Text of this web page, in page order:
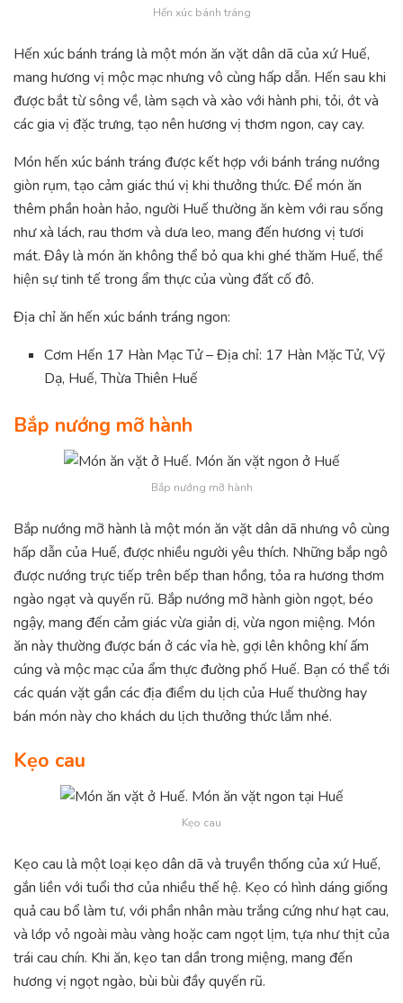
Hến xúc bánh tráng
Hến xúc bánh tráng là một món ăn vặt dân dã của xứ Huế,
mang hương vị mộc mạc nhưng vô cùng hấp dẫn. Hến sau khi
được bắt từ sông về, làm sạch và xào với hành phi, tỏi, ớt và
các gia vị đặc trưng, tạo nên hương vị thơm ngon, cay cay.
Món hến xúc bánh tráng được kết hợp với bánh tráng nướng
giòn rụm, tạo cảm giác thú vị khi thưởng thức. Để món ăn
thêm phần hoàn hảo, người Huế thường ăn kèm với rau sống
như xà lách, rau thơm và dưa leo, mang đến hương vị tươi
mát. Đây là món ăn không thể bỏ qua khi ghé thăm Huế, thể
hiện sự tinh tế trong ẩm thực của vùng đất cố đô.
Địa chỉ ăn hến xúc bánh tráng ngon:
Cơm Hến 17 Hàn Mạc Tử – Địa chỉ: 17 Hàn Mặc Tử, Vỹ
Dạ, Huế, Thừa Thiên Huế
Bắp nướng mỡ hành
Bắp nướng mỡ hành
Bắp nướng mỡ hành là một món ăn vặt dân dã nhưng vô cùng
hấp dẫn của Huế, được nhiều người yêu thích. Những bắp ngô
được nướng trực tiếp trên bếp than hồng, tỏa ra hương thơm
ngào ngạt và quyến rũ. Bắp nướng mỡ hành giòn ngọt, béo
ngậy, mang đến cảm giác vừa giản dị, vừa ngon miệng. Món
ăn này thường được bán ở các vỉa hè, gợi lên không khí ấm
cúng và mộc mạc của ẩm thực đường phố Huế. Bạn có thể tới
các quán vặt gần các địa điểm du lịch của Huế thường hay
bán món này cho khách du lịch thưởng thức lắm nhé.
Kẹo cau
Kẹo cau
Kẹo cau là một loại kẹo dân dã và truyền thống của xứ Huế,
gắn liền với tuổi thơ của nhiều thế hệ. Kẹo có hình dáng giống
quả cau bổ làm tư, với phần nhân màu trắng cứng như hạt cau,
và lớp vỏ ngoài màu vàng hoặc cam ngọt lịm, tựa như thịt của
trái cau chín. Khi ăn, kẹo tan dần trong miệng, mang đến
hương vị ngọt ngào, bùi bùi đầy quyến rũ.